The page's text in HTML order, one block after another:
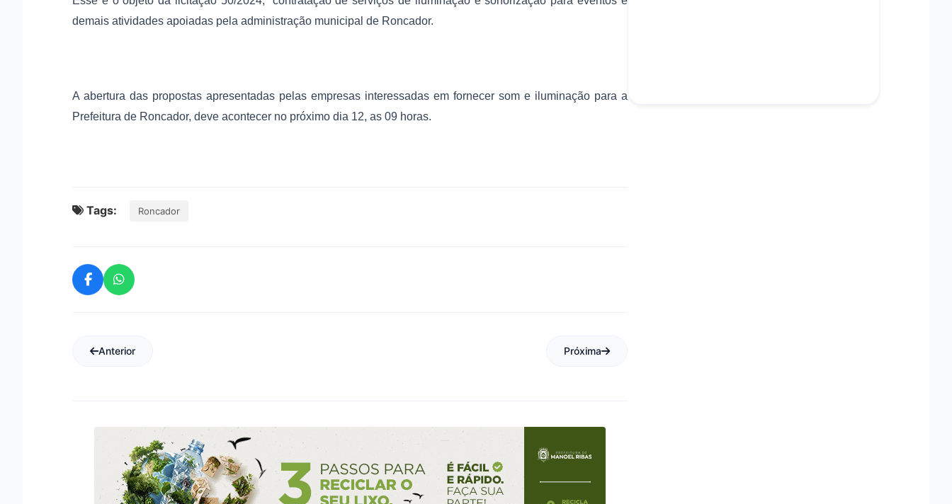
demais atividades apoiadas pela administração municipal de Roncador.
A abertura das propostas apresentadas pelas empresas interessadas em fornecer som e iluminação para a
Prefeitura de Roncador, deve acontecer no próximo dia 12, as 09 horas.
Tags: Roncador
Anterior Próxima